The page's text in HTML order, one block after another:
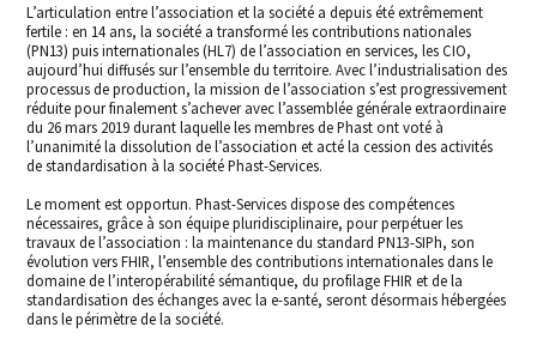
L’articulation entre l’association et la société a depuis été extrêmement
fertile : en 14 ans, la société a transformé les contributions nationales
(PN13) puis internationales (HL7) de l’association en services, les CIO,
aujourd’hui diffusés sur l’ensemble du territoire. Avec l’industrialisation des
processus de production, la mission de l’association s’est progressivement
réduite pour finalement s’achever avec l’assemblée générale extraordinaire
du 26 mars 2019 durant laquelle les membres de Phast ont voté à
l’unanimité la dissolution de l’association et acté la cession des activités
de standardisation à la société Phast-Services.
Le moment est opportun. Phast-Services dispose des compétences
nécessaires, grâce à son équipe pluridisciplinaire, pour perpétuer les
travaux de l’association : la maintenance du standard PN13-SIPh, son
évolution vers FHIR, l’ensemble des contributions internationales dans le
domaine de l’interopérabilité sémantique, du profilage FHIR et de la
standardisation des échanges avec la e-santé, seront désormais hébergées
dans le périmètre de la société.